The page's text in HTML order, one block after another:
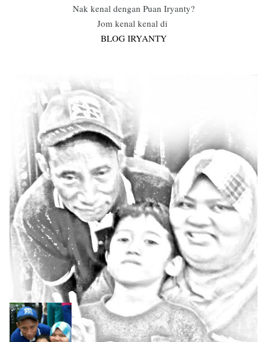
Nak kenal dengan Puan Iryanty?
Jom kenal kenal di
BLOG IRYANTY